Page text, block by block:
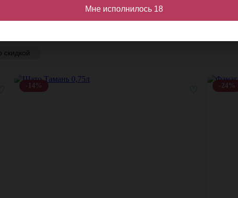
скидкой
-14% -24%
Мне исполнилось 18